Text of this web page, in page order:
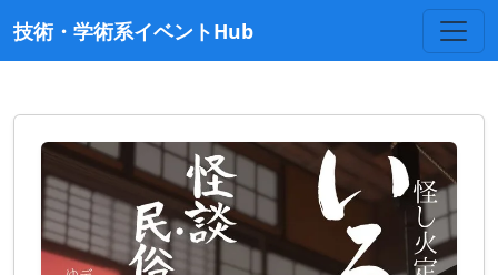
技術・学術系イベントHub